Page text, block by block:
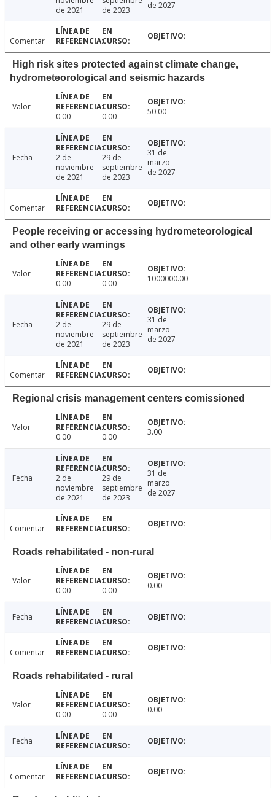
de 2021
de 2023
de 2027
Comentar
High risk sites protected against climate change,
hydrometeorological and seismic hazards
Valor
0.00
0.00 50.00
Fecha
2 de
noviembre
de 2021
29 de
septiembre
de 2023
31 de
marzo
de 2027
Comentar
People receiving or accessing hydrometeorological
and other early warnings
Valor
0.00
0.00 1000000.00
Fecha
2 de
noviembre
de 2021
29 de
septiembre
de 2023
31 de
marzo
de 2027
Comentar
Regional crisis management centers comissioned
Valor
0.00
0.00 3.00
Fecha
2 de
noviembre
de 2021
29 de
septiembre
de 2023
31 de
marzo
de 2027
Comentar
Roads rehabilitated - non-rural
Valor
0.00
0.00 0.00
Fecha
Comentar
Roads rehabilitated - rural
Valor
0.00
0.00 0.00
Fecha
Comentar